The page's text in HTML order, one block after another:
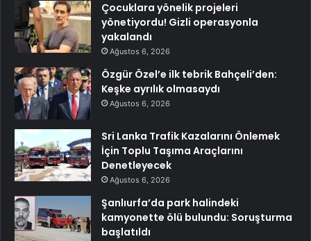
Çocuklara yönelik projeleri
yönetiyordu! Gizli operasyonla
yakalandı
Ağustos 6, 2026
Özgür Özel’e ilk tebrik Bahçeli’den:
Keşke ayrılık olmasaydı
Ağustos 6, 2026
Sri Lanka Trafik Kazalarını Önlemek
İçin Toplu Taşıma Araçlarını
Denetleyecek
Ağustos 6, 2026
Şanlıurfa’da park halindeki
kamyonette ölü bulundu: Soruşturma
başlatıldı